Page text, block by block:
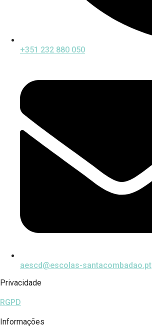
+351 232 880 050
aescd@escolas-santacombadao.pt
Privacidade
RGPD
Informações